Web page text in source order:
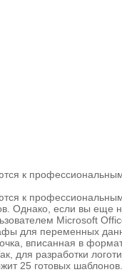
к
к
Однако, если вы еще
Microsoft
для переменных
вписанная в
для разработки
25 готовых